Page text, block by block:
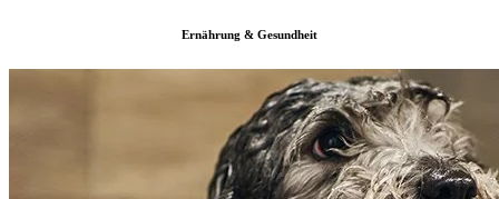
Ernährung & Gesundheit